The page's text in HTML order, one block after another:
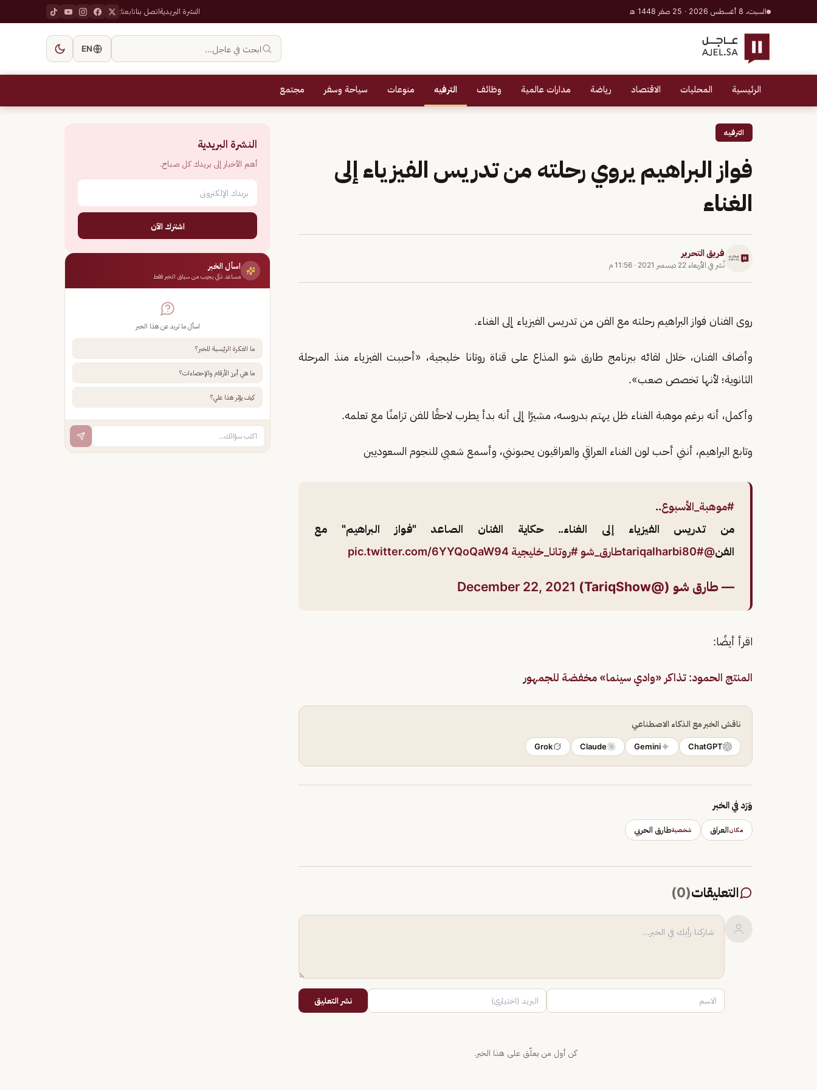
السبت، 8 أغسطس 2026 · 25 صفر 1448 هـ النشرة البريديةاتصل بناتابعنا:
ابحث في عاجل… EN
الرئيسية المحليات الاقتصاد رياضة مدارات عالمية وظائف الترفيه منوعات سياحة وسفر مجتمع
الترفيه
فواز البراهيم يروي رحلته من تدريس الفيزياء إلى
الغناء
فريق التحرير
نُشر في الأربعاء 22 ديسمبر 2021 · 11:56 م
روى الفنان فواز البراهيم رحلته مع الفن من تدريس الفيزياء إلى الغناء.
وأضاف الفنان، خلال لقائه ببرنامج طارق شو المذاع على قناة روتانا خليجية، «أحببت الفيزياء منذ المرحلة
الثانوية؛ لأنها تخصص صعب».
وأكمل، أنه برغم موهبة الغناء ظل يهتم بدروسه، مشيرًا إلى أنه بدأ يطرب لاحقًا للفن تزامنًا مع تعلمه.
وتابع البراهيم، أنني أحب لون الغناء العراقي والعراقيون يحبونني، وأسمع شعبي للنجوم السعوديين
#موهبة_الأسبوع..
من تدريس الفيزياء إلى الغناء.. حكاية الفنان الصاعد "فواز البراهيم" مع
الفن@tariqalharbi80#طارق_شو #روتانا_خليجية pic.twitter.com/6YYQoQaW94
— طارق شو (@TariqShow) December 22, 2021
اقرأ أيضًا:
المنتج الحمود: تذاكر «وادي سينما» مخفضة للجمهور
ناقش الخبر مع الذكاء الاصطناعي
ChatGPT
Gemini
Claude
Grok
وَرَد في الخبر
مكانالعراق شخصيةطارق الحربي
التعليقات(
0
)
نشر التعليق
كن أول من يعلّق على هذا الخبر.
النشرة البريدية
أهم الأخبار إلى بريدك كل صباح.
اشترك الآن
اسأل الخبر
مساعد ذكي يجيب من سياق الخبر فقط
اسأل ما تريد عن هذا الخبر
ما الفكرة الرئيسية للخبر؟
ما هي أبرز الأرقام والإحصاءات؟
كيف يؤثر هذا علي؟